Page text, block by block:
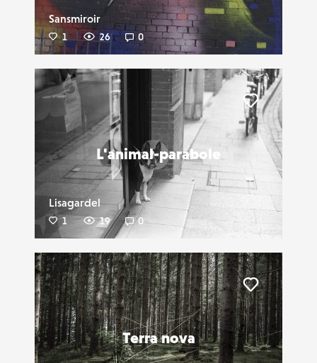
Sansmiroir
1 26 0
L'animal-parabole
Lisagardel
1 19 0
Liker
Terra nova
Liker